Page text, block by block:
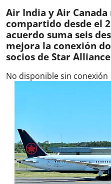
Air India y Air
compartido desde el
acuerdo suma seis
mejora la conexión
socios de Star
No disponible sin conexión